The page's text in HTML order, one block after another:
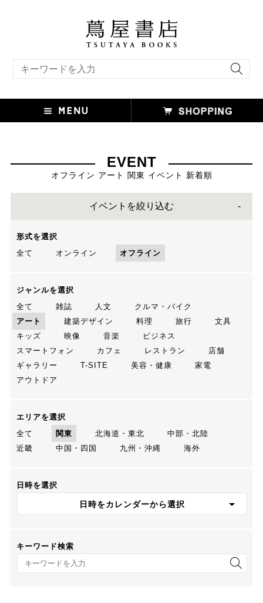
EVENT
オフライン アート 関東 イベント 新着順
イベントを絞り込む
形式を選択
全て
オンライン オフライン
ジャンルを選択
全て
雑誌 人文
クルマ・バイク
アート
建築デザイン 料理 旅行
文具
キッズ
映像 音楽
ビジネス
スマートフォン
カフェ レストラン
店舗
ギャラリー
T-SITE 美容・健康
家電
アウトドア
エリアを選択
全て
関東 北海道・東北
中部・北陸
近畿
中国・四国 九州・沖縄 海外
日時を選択
日時をカレンダーから選択
キーワード検索
キーワード検索